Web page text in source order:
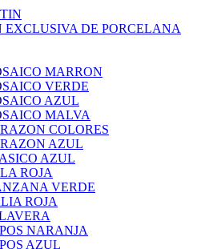
DE PORCELANA
MARRON
VERDE
AZUL
MALVA
COLORES
AZUL
AZUL
ROJA
VERDE
ROJA
NARANJA
AZUL